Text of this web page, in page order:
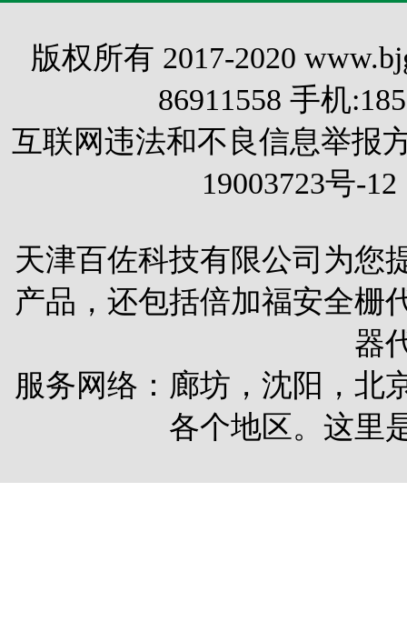
版权所有 2017-2020
86911558 手机
互联网违法和不良信息举报
19003723号-12
天津百佐科技有限公司为您
产品，还包括倍加福安全栅
器
服务网络：廊坊，沈阳，北
各个地区。这里